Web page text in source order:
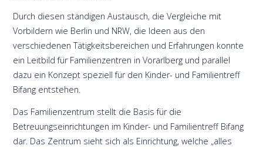
Durch diesen ständigen Austausch, die Vergleiche mit
Vorbildern wie Berlin und NRW, die Ideen aus den
verschiedenen Tätigkeitsbereichen und Erfahrungen konnte
ein Leitbild für Familienzentren in Vorarlberg und parallel
dazu ein Konzept speziell für den Kinder- und Familientreff
Bifang entstehen.
Das Familienzentrum stellt die Basis für die
Betreuungseinrichtungen im Kinder- und Familientreff Bifang
dar. Das Zentrum sieht sich als Einrichtung, welche „alles